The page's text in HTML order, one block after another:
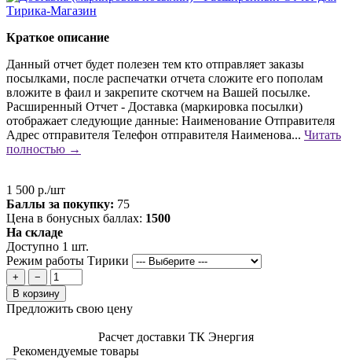
Краткое описание
Данный отчет будет полезен тем кто отправляет заказы
посылками, после распечатки отчета сложите его пополам
вложите в фаил и закрепите скотчем на Вашей посылке.
Расширенный Отчет - Доставка (маркировка посылки)
отображает следующие данные: Наименование Отправителя
Адрес отправителя Телефон отправителя Наименова... Читать
полностью →
1 500 р./шт
Баллы за покупку: 75
Цена в бонусных баллах: 1500
На складе
Доступно 1 шт.
Режим работы Тирики
+
−
В корзину
Предложить свою цену
Расчет доставки ТК Энергия
Рекомендуемые товары